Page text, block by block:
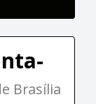
Brasília